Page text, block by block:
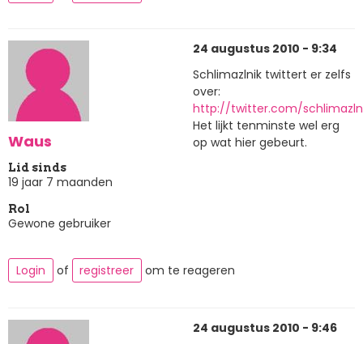
Waus
Lid sinds
19 jaar 7 maanden
Rol
Gewone gebruiker
24 augustus 2010 - 9:34
Schlimazlnik twittert er zelfs
over:
http://twitter.com/
Het lijkt tenminste wel erg
op wat hier gebeurt.
Login of registreer om te reageren
24 augustus 2010 - 9:46